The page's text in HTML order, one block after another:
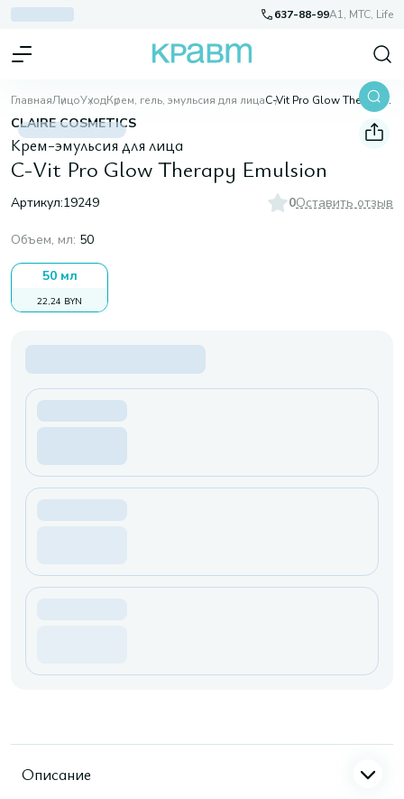
637-88-99A1, МТС, Life
ГлавнаяЛицоУходКрем, гель, эмульсия для лица C-Vit Pro Glow Therapy Emulsion
CLAIRE COSMETICS
Крем-эмульсия для лица
C-Vit Pro Glow Therapy Emulsion
Артикул:19249 0Оставить отзыв
Объем, мл: 50
50 мл
22,24 BYN
Описание